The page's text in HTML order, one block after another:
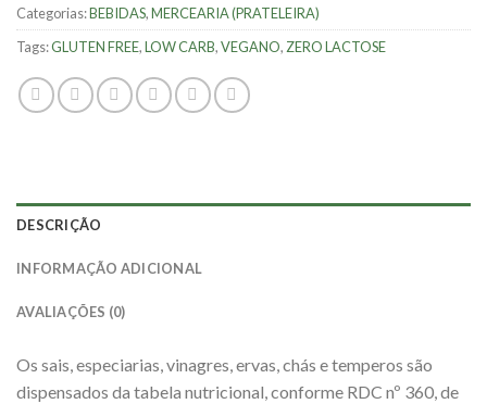
Categorias:BEBIDAS,MERCEARIA (PRATELEIRA)
Tags:GLUTEN FREE,LOW CARB,VEGANO, ZERO LACTOSE
DESCRIÇÃO
INFORMAÇÃO ADICIONAL
AVALIAÇÕES (0)
Os sais, especiarias, vinagres, ervas, chás e temperos são
dispensados da tabela nutricional, conforme RDC nº 360, de